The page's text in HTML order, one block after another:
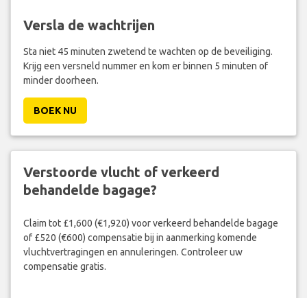
Versla de wachtrijen
Sta niet 45 minuten zwetend te wachten op de beveiliging.
Krijg een versneld nummer en kom er binnen 5 minuten of
minder doorheen.
BOEK NU
Verstoorde vlucht of verkeerd
behandelde bagage?
Claim tot £1,600 (€1,920) voor verkeerd behandelde bagage
of £520 (€600) compensatie bij in aanmerking komende
vluchtvertragingen en annuleringen. Controleer uw
compensatie gratis.